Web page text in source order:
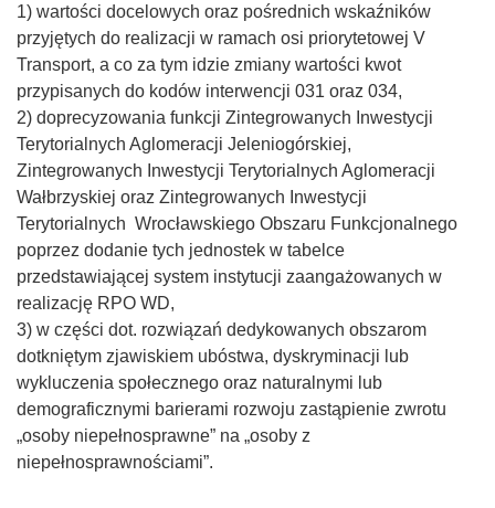
1) wartości docelowych oraz pośrednich wskaźników
przyjętych do realizacji w ramach osi priorytetowej V
Transport, a co za tym idzie zmiany wartości kwot
przypisanych do kodów interwencji 031 oraz 034,
2) doprecyzowania funkcji Zintegrowanych Inwestycji
Terytorialnych Aglomeracji Jeleniogórskiej,
Zintegrowanych Inwestycji Terytorialnych Aglomeracji
Wałbrzyskiej oraz Zintegrowanych Inwestycji
Terytorialnych Wrocławskiego Obszaru Funkcjonalnego
poprzez dodanie tych jednostek w tabelce
przedstawiającej system instytucji zaangażowanych w
realizację RPO WD,
3) w części dot. rozwiązań dedykowanych obszarom
dotkniętym zjawiskiem ubóstwa, dyskryminacji lub
wykluczenia społecznego oraz naturalnymi lub
demograficznymi barierami rozwoju zastąpienie zwrotu
„osoby niepełnosprawne” na „osoby z
niepełnosprawnościami”.